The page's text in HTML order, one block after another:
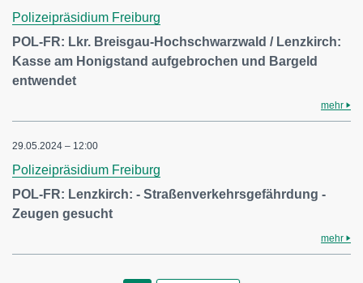
Polizeipräsidium Freiburg
POL-FR: Lkr. Breisgau-Hochschwarzwald / Lenzkirch:
Kasse am Honigstand aufgebrochen und Bargeld
entwendet
mehr
29.05.2024 – 12:00
Polizeipräsidium Freiburg
POL-FR: Lenzkirch: - Straßenverkehrsgefährdung -
Zeugen gesucht
mehr